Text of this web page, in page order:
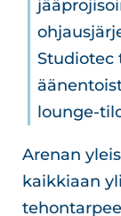
Studiotec
lounge-
Arenan
kaikkiaan